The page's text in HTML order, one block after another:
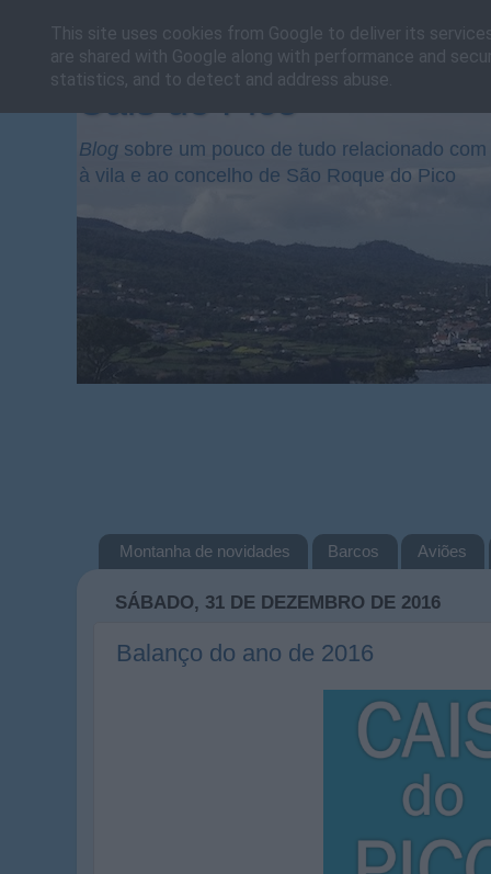
Cais do Pico
Blog sobre um pouco de tudo relacionado
à vila e ao concelho de São Roque do Pico
Montanha de novidades Barcos Aviões
SÁBADO, 31 DE DEZEMBRO DE 2016
Balanço do ano de 2016
This site uses cookies from Google to deliver its
are shared with Google along with performance and
statistics, and to detect and address abuse.